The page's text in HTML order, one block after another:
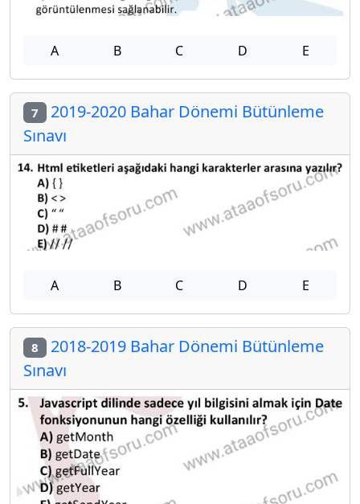
A B C D E
7 2019-2020 Bahar Dönemi Bütünleme
Sınavı
A B C D E
8 2018-2019 Bahar Dönemi Bütünleme
Sınavı